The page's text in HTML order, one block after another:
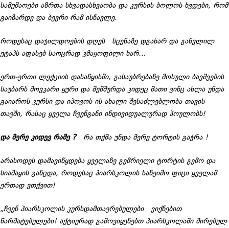
სამუშაოები აზრთა სხვადასხვაობა და კურსის ბოლოს ხვდები, რომ
გაიზარდე და ბევრი რამ ისწავლე.
როდესაც დაჯილდოების დღეს სცენაზე დგახარ და განვლილ
ეტაპს აფასებ საოცრად კმაყოფილი ხარ…
ერთ-ერთი ლექციის დასაწყისში, გასაუბრებაზე მოსული ბავშვების
საუბარს მოვკარი ყური და შემშურდა კიდეც მათი ვინც ახლა უნდა
გაიაროს კურსი და იპოვოს ის ახალი შესაძლებლობა თავის
თავში, რასაც ყველა ჩვენგანი ინდივიდუალურად პოულობს!
და მერე კიდევ რამე ?რა თქმა უნდა მერე ტორტის გაჭრა !
არასოდეს დამავიწყდება ყველაზე გემრიელი ტორტის გემო და
სიამაყის განცდა, როდესაც პიარსკოლის საზეიმო ფიცი ყველამ
ერთად ვთქვით!
„ჩვენ პიარსკოლის კურსდამთავრებულები ვიქნებით
წარმატებულები! აქტიურად გამოვიყენებთ პიარსკოლაში მირებულ